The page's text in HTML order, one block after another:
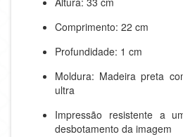
Comprimento: 22 cm
Profundidade: 1 cm
Moldura: Madeira preta
ultra
Impressão resistente a
desbotamento da imagem